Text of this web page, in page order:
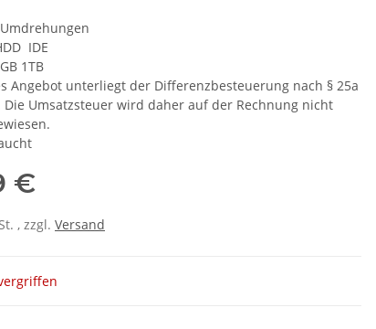
IDE
1TB
Angebot unterliegt der Differenzbesteuerung nach § 25a
Die Umsatzsteuer wird daher auf der Rechnung nicht
€
, zzgl. Versand